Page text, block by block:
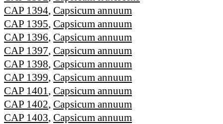
CAP 1394, Capsicum annuum
CAP 1395, Capsicum annuum
CAP 1396, Capsicum annuum
CAP 1397, Capsicum annuum
CAP 1398, Capsicum annuum
CAP 1399, Capsicum annuum
CAP 1401, Capsicum annuum
CAP 1402, Capsicum annuum
CAP 1403, Capsicum annuum